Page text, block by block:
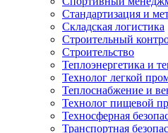
Стандартизация и
Складская логистика
Строительный
Строительство
Теплоэнергетика и
Технолог легкой
Теплоснабжение и
Технолог пищевой
Техносферная
Транспортная